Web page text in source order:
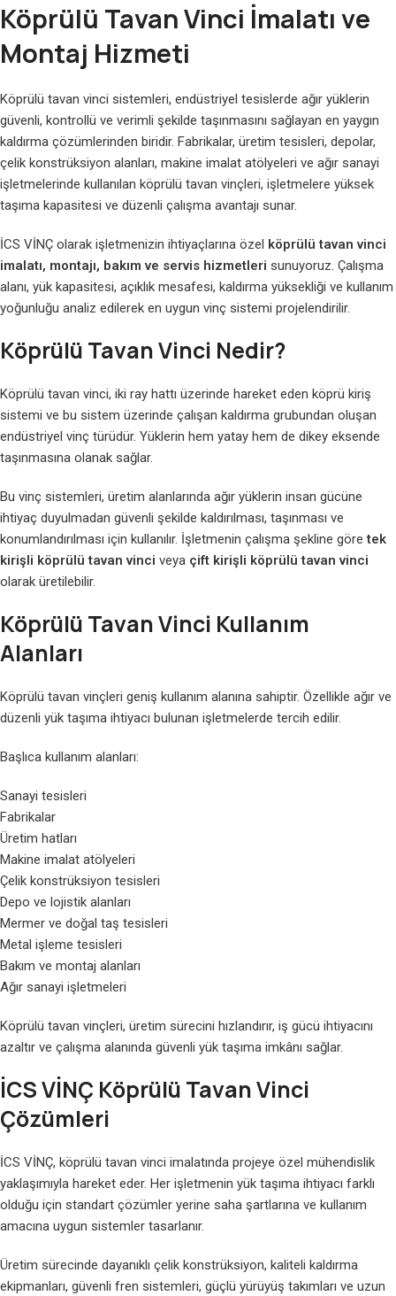
Köprülü Tavan Vinci İmalatı ve
Montaj Hizmeti
Köprülü tavan vinci sistemleri, endüstriyel tesislerde ağır yüklerin
güvenli, kontrollü ve verimli şekilde taşınmasını sağlayan en yaygın
kaldırma çözümlerinden biridir. Fabrikalar, üretim tesisleri, depolar,
çelik konstrüksiyon alanları, makine imalat atölyeleri ve ağır sanayi
işletmelerinde kullanılan köprülü tavan vinçleri, işletmelere yüksek
taşıma kapasitesi ve düzenli çalışma avantajı sunar.
İCS VİNÇ olarak işletmenizin ihtiyaçlarına özel köprülü tavan vinci
imalatı, montajı, bakım ve servis hizmetleri sunuyoruz. Çalışma
alanı, yük kapasitesi, açıklık mesafesi, kaldırma yüksekliği ve kullanım
yoğunluğu analiz edilerek en uygun vinç sistemi projelendirilir.
Köprülü Tavan Vinci Nedir?
Köprülü tavan vinci, iki ray hattı üzerinde hareket eden köprü kiriş
sistemi ve bu sistem üzerinde çalışan kaldırma grubundan oluşan
endüstriyel vinç türüdür. Yüklerin hem yatay hem de dikey eksende
taşınmasına olanak sağlar.
Bu vinç sistemleri, üretim alanlarında ağır yüklerin insan gücüne
ihtiyaç duyulmadan güvenli şekilde kaldırılması, taşınması ve
konumlandırılması için kullanılır. İşletmenin çalışma şekline göretek
kirişli köprülü tavan vinci veya çift kirişli köprülü tavan vinci
olarak üretilebilir.
Köprülü Tavan Vinci Kullanım
Alanları
Köprülü tavan vinçleri geniş kullanım alanına sahiptir. Özellikle ağır ve
düzenli yük taşıma ihtiyacı bulunan işletmelerde tercih edilir.
Başlıca kullanım alanları:
Sanayi tesisleri
Fabrikalar
Üretim hatları
Makine imalat atölyeleri
Çelik konstrüksiyon tesisleri
Depo ve lojistik alanları
Mermer ve doğal taş tesisleri
Metal işleme tesisleri
Bakım ve montaj alanları
Ağır sanayi işletmeleri
Köprülü tavan vinçleri, üretim sürecini hızlandırır, iş gücü ihtiyacını
azaltır ve çalışma alanında güvenli yük taşıma imkânı sağlar.
İCS VİNÇ Köprülü Tavan Vinci
Çözümleri
İCS VİNÇ, köprülü tavan vinci imalatında projeye özel mühendislik
yaklaşımıyla hareket eder. Her işletmenin yük taşıma ihtiyacı farklı
olduğu için standart çözümler yerine saha şartlarına ve kullanım
amacına uygun sistemler tasarlanır.
Üretim sürecinde dayanıklı çelik konstrüksiyon, kaliteli kaldırma
ekipmanları, güvenli fren sistemleri, güçlü yürüyüş takımları ve uzun